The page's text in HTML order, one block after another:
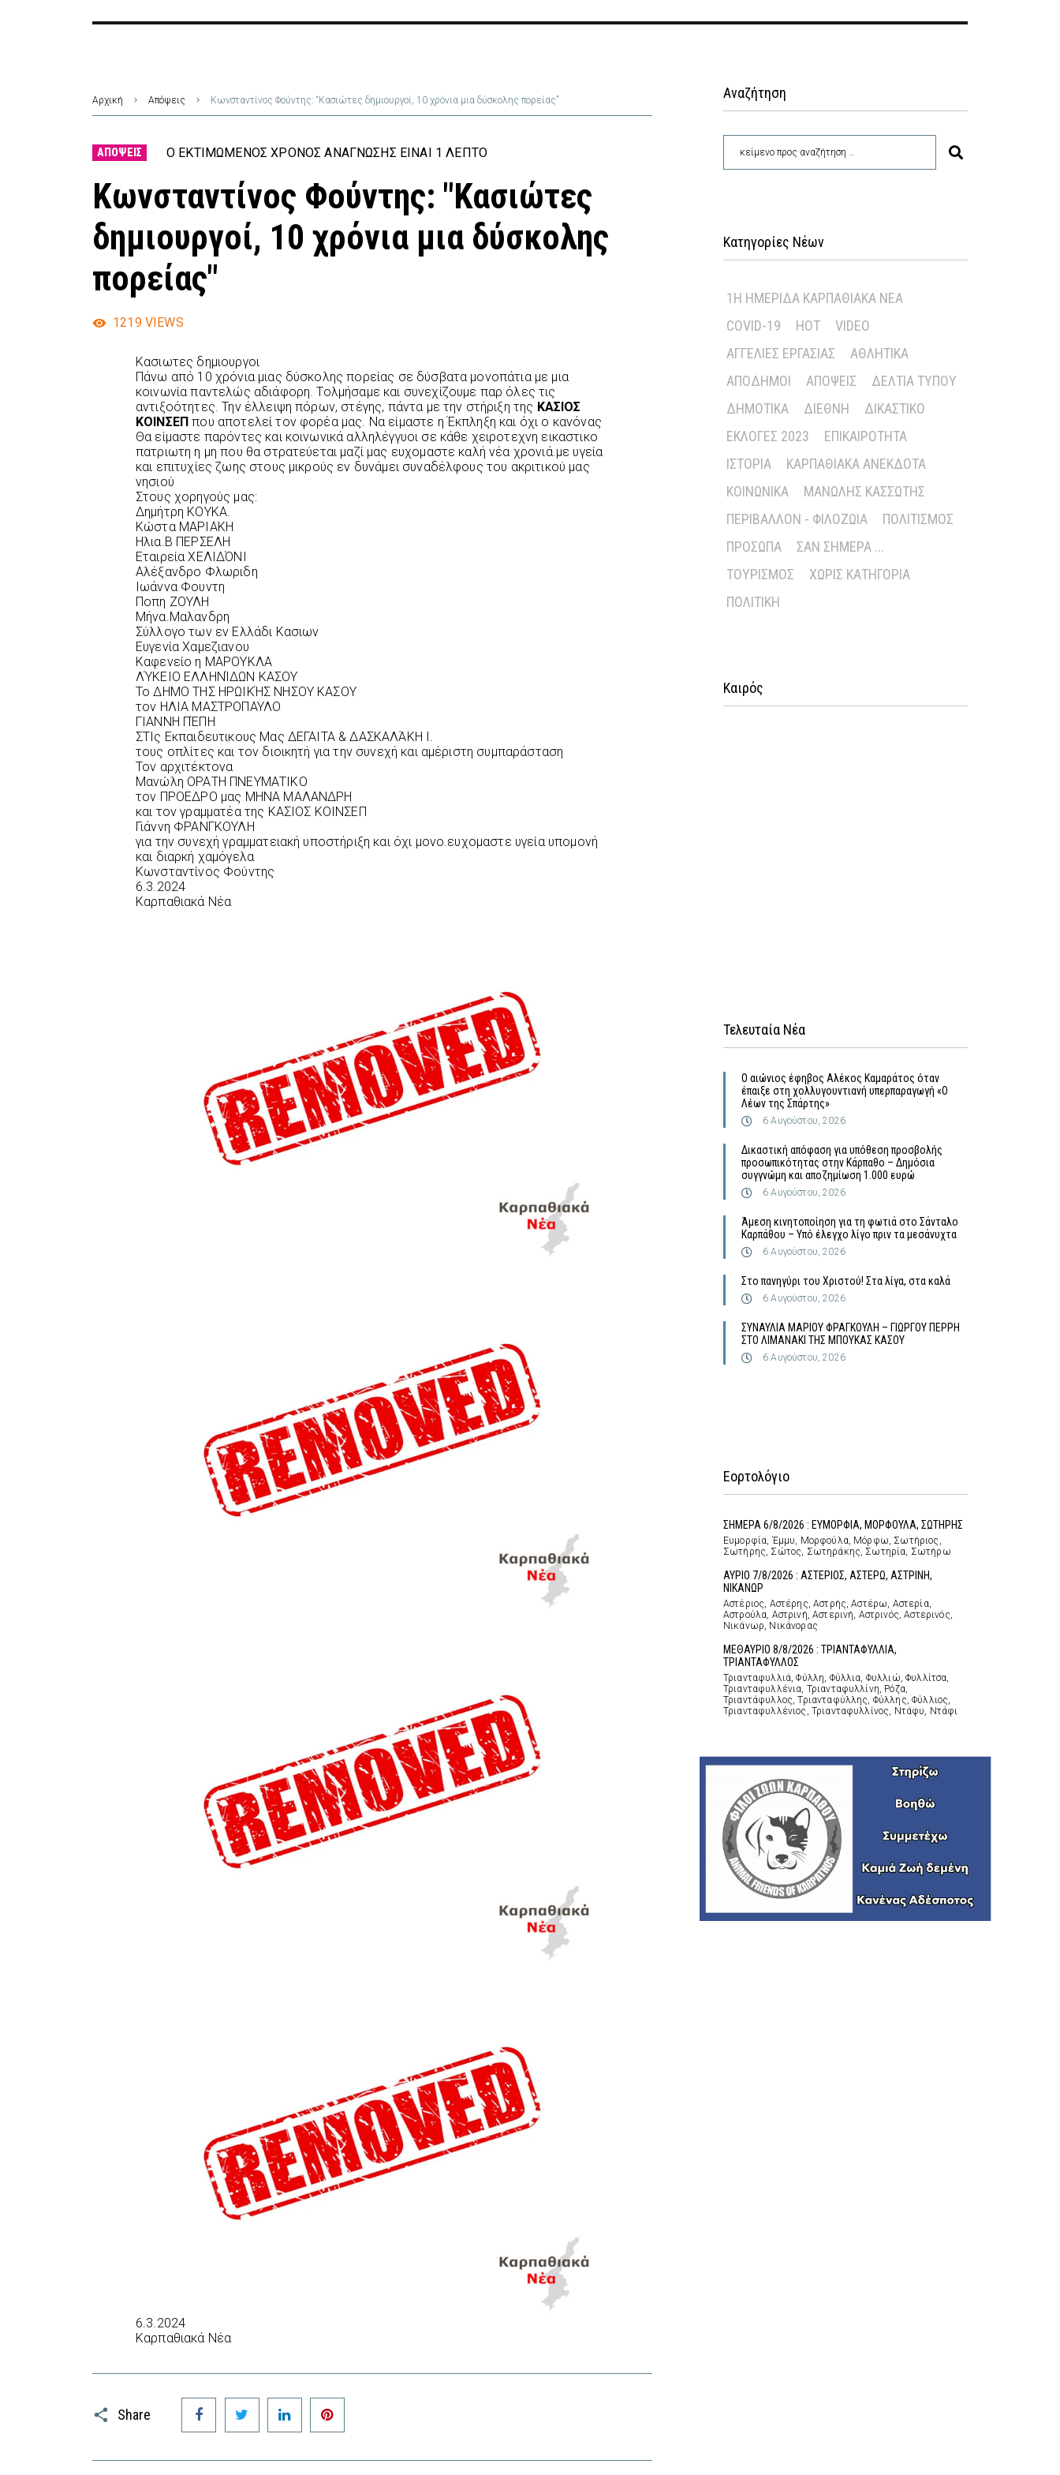
Αρχική Απόψεις Κωνσταντίνος Φούντης: “Κασιώτες δημιουργοί, 10 χρόνια μια δύσκολης πορείας”
ΑΠΌΨΕΙΣ Ο ΕΚΤΙΜΏΜΕΝΟΣ ΧΡΌΝΟΣ ΑΝΆΓΝΩΣΗΣ ΕΊΝΑΙ 1 ΛΕΠΤΌ
Κωνσταντίνος Φούντης: "Κασιώτες
δημιουργοί, 10 χρόνια μια δύσκολης
πορείας"
1219 VIEWS
Κασιωτες δημιουργοι
Πάνω από 10 χρόνια μιας δύσκολης πορείας σε δύσβατα μονοπάτια με μια
κοινωνία παντελώς αδιάφορη. Τολμήσαμε και συνεχίζουμε παρ όλες τις
αντιξοότητες. Την έλλειψη πόρων, στέγης, πάντα με την στήριξη της ΚΑΣΙΟΣ
ΚΟΙΝΣΕΠ που αποτελεί τον φορέα μας. Να είμαστε η Έκπληξη και όχι ο κανόνας
Θα είμαστε παρόντες και κοινωνικά αλληλέγγυοι σε κάθε χειροτεχνη εικαστικο
πατριωτη η μη που θα στρατεύεται μαζί μας ευχομαστε καλή νέα χρονιά.με υγεία
και επιτυχίες ζωης στους μικρούς εν δυνάμει συναδέλφους του ακριτικού μας
νησιού
Στους χορηγούς μας:
Δημήτρη ΚΟΥΚΑ.
Κώστα ΜΑΡΙΑΚΗ
Ηλια.Β ΠΕΡΣΕΛΗ
Εταιρεία ΧΕΛΙΔΌΝΙ
Αλέξανδρο Φλωριδη
Ιωάννα Φουντη
Ποπη ΖΟΥΛΗ
Μήνα.Μαλανδρη
Σύλλογο των εν Ελλάδι Κασιων
Ευγενία Χαμεζιανου
Καφενείο η ΜΑΡΟΥΚΛΑ
ΛΎΚΕΙΟ ΕΛΛΗΝΊΔΩΝ ΚΑΣΟΥ
Το ΔΗΜΟ ΤΗΣ ΗΡΩΙΚΉΣ ΝΗΣΟΥ ΚΑΣΟΥ
τον ΗΛΙΑ ΜΑΣΤΡΟΠΑΥΛΟ
ΓΙΑΝΝΗ ΠΈΠΗ
ΣΤΙς Εκπαιδευτικους Μας ΔΕΓΑΙΤΑ & ΔΑΣΚΑΛΆΚΗ Ι.
τους οπλίτες και τον διοικητή για την συνεχή και αμέριστη συμπαράσταση
Τον αρχιτέκτονα
Μανώλη ΟΡΑΤΗ ΠΝΕΥΜΑΤΙΚΟ
τον ΠΡΟΕΔΡΟ μας ΜΗΝΑ ΜΑΛΑΝΔΡΗ
και τον γραμματέα της ΚΑΣΙΟΣ ΚΟΙΝΣΕΠ
Γιάννη ΦΡΑΝΓΚΟΥΛΗ
για την συνεχή γραμματειακή υποστήριξη και όχι μονο.ευχομαστε υγεία υπομονή
και διαρκή χαμόγελα
Κωνσταντίνος Φούντης
6.3.2024
Καρπαθιακά Νέα
6.3.2024
Καρπαθιακά Νέα
Share
Facebook Twitter LinkedIn
Αναζήτηση
Κατηγορίες Νέων
1Η ΗΜΕΡΊΔΑ ΚΑΡΠΑΘΙΑΚΆ ΝΈΑ
COVID-19
HOT
VIDEO
ΑΓΓΕΛΊΕΣ ΕΡΓΑΣΊΑΣ
ΑΘΛΗΤΙΚΆ
ΑΠΌΔΗΜΟΙ
ΑΠΌΨΕΙΣ
ΔΕΛΤΊΑ ΤΎΠΟΥ
ΔΗΜΟΤΙΚΆ
ΔΙΕΘΝΉ
ΔΙΚΑΣΤΙΚΌ
ΕΚΛΟΓΈΣ 2023
ΕΠΙΚΑΙΡΌΤΗΤΑ
ΙΣΤΟΡΊΑ
ΚΑΡΠΑΘΙΑΚΆ ΑΝΈΚΔΟΤΑ
ΚΟΙΝΩΝΙΚΆ
ΜΑΝΏΛΗΣ ΚΑΣΣΏΤΗΣ
ΠΕΡΙΒΆΛΛΟΝ - ΦΙΛΟΖΩΊΑ
ΠΟΛΙΤΙΣΜΌΣ
ΠΡΌΣΩΠΑ
ΣΑΝ ΣΉΜΕΡΑ ...
ΤΟΥΡΙΣΜΌΣ
ΧΩΡΊΣ ΚΑΤΗΓΟΡΊΑ
ΠΟΛΙΤΙΚΉ
Καιρός
Τελευταία Νέα
Ο αιώνιος έφηβος Αλέκος Καμαράτος όταν
έπαιξε στη χολλυγουντιανή υπερπαραγωγή «Ο
Λέων της Σπάρτης»
6 Αυγούστου, 2026
Δικαστική απόφαση για υπόθεση προσβολής
προσωπικότητας στην Κάρπαθο – Δημόσια
συγγνώμη και αποζημίωση 1.000 ευρώ
6 Αυγούστου, 2026
Άμεση κινητοποίηση για τη φωτιά στο Σάνταλο
Καρπάθου – Υπό έλεγχο λίγο πριν τα μεσάνυχτα
6 Αυγούστου, 2026
Στο πανηγύρι του Χριστού! Στα λίγα, στα καλά
6 Αυγούστου, 2026
ΣΥΝΑΥΛΙΑ ΜΑΡΙΟΥ ΦΡΑΓΚΟΥΛΗ – ΓΙΩΡΓΟΥ ΠΕΡΡΗ
ΣΤΟ ΛΙΜΑΝΑΚΙ ΤΗΣ ΜΠΟΥΚΑΣ ΚΑΣΟΥ
6 Αυγούστου, 2026
Εορτολόγιο
ΣΗΜΕΡΑ 6/8/2026 : ΕΥΜΟΡΦΙΑ, ΜΟΡΦΟΥΛΑ, ΣΩΤΗΡΗΣ
Ευμορφία, Έμμυ, Μορφούλα, Μόρφω, Σωτήριος,
Σωτήρης, Σώτος, Σωτηράκης, Σωτηρία, Σωτήρω
ΑΥΡΙΟ 7/8/2026 : ΑΣΤΕΡΙΟΣ, ΑΣΤΕΡΩ, ΑΣΤΡΙΝΗ,
ΝΙΚΑΝΩΡ
Αστέριος, Αστέρης, Αστρής, Αστέρω, Αστερία,
Αστρούλα, Αστρινή, Αστερινή, Αστρινός, Αστερινός,
Νικάνωρ, Νικάνορας
ΜΕΘΑΥΡΙΟ 8/8/2026 : ΤΡΙΑΝΤΑΦΥΛΛΙΑ,
ΤΡΙΑΝΤΑΦΥΛΛΟΣ
Τριανταφυλλιά, Φύλλη, Φύλλια, Φυλλιώ, Φυλλίτσα,
Τριανταφυλλένια, Τριανταφυλλίνη, Ρόζα,
Τριαντάφυλλος, Τριανταφύλλης, Φύλλης, Φύλλιος,
Τριανταφυλλένιος, Τριανταφυλλίνος, Ντάφυ, Ντάφι